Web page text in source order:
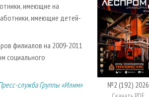
имеющие на
имеющие детей-
филиалов на 2009-2011
социального
служба Группы «Илим»
№2 (192) 2026